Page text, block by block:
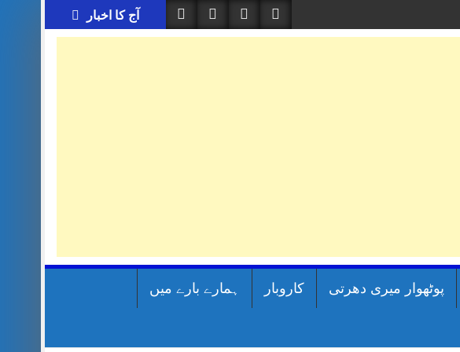
آج کا اخبار
پوٹھوار میری دھرتی کاروبار ہمارے بارے میں